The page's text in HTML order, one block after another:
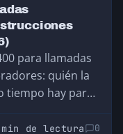
para llamadas
quién la
tiempo hay para
de lectura 0